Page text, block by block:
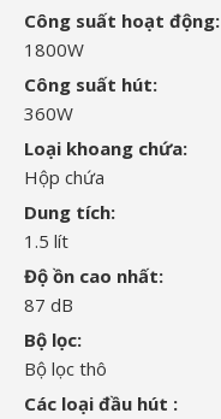
Công suất hoạt động:
1800W
Công suất hút:
360W
Loại khoang chứa:
Hộp chứa
Dung tích:
1.5 lít
Độ ồn cao nhất:
87 dB
Bộ lọc:
Bộ lọc thô
Các loại đầu hút :